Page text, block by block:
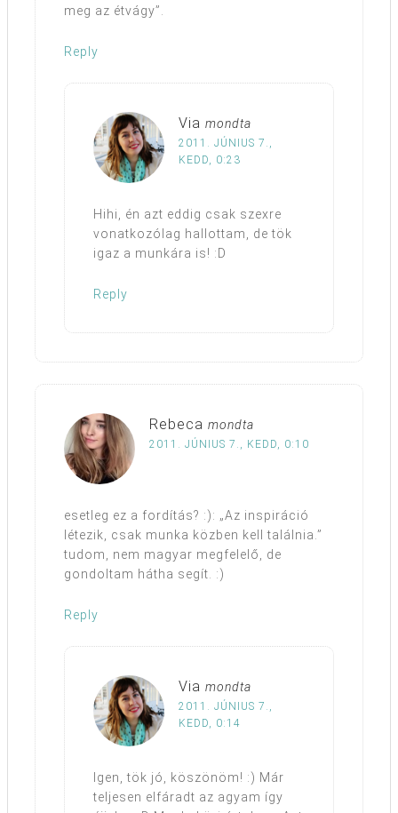
meg az étvágy”.
Reply
Via mondta
2011. JÚNIUS 7.,
KEDD, 0:23
Hihi, én azt eddig csak szexre
vonatkozólag hallottam, de tök
igaz a munkára is! :D
Reply
Rebeca mondta
2011. JÚNIUS 7., KEDD, 0:10
esetleg ez a fordítás? :): „Az inspiráció
létezik, csak munka közben kell találnia.”
tudom, nem magyar megfelelő, de
gondoltam hátha segít. :)
Reply
Via mondta
2011. JÚNIUS 7.,
KEDD, 0:14
Igen, tök jó, köszönöm! :) Már
teljesen elfáradt az agyam így